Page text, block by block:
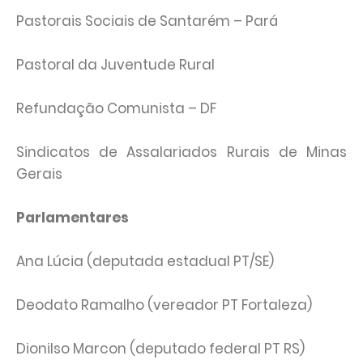
Pastorais Sociais de Santarém – Pará
Pastoral da Juventude Rural
Refundação Comunista – DF
Sindicatos de Assalariados Rurais de Minas
Gerais
Parlamentares
Ana Lúcia (deputada estadual PT/SE)
Deodato Ramalho (vereador PT Fortaleza)
Dionilso Marcon (deputado federal PT RS)